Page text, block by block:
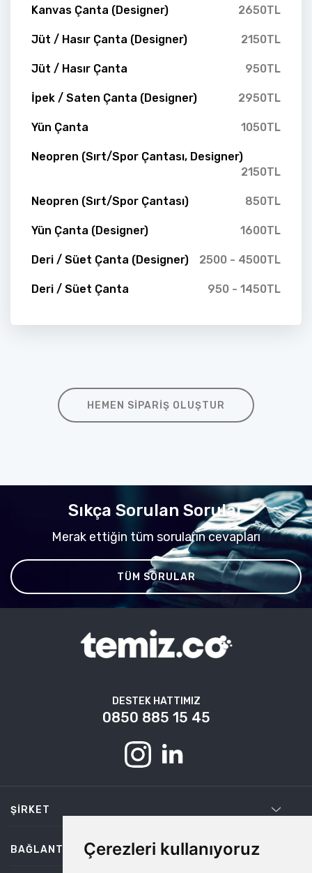
Çerezleri kullanıyoruz
Kanvas Çanta (Designer) 2650TL
Jüt / Hasır Çanta (Designer) 2150TL
Jüt / Hasır Çanta 950TL
İpek / Saten Çanta (Designer) 2950TL
Yün Çanta 1050TL
Neopren (Sırt/Spor Çantası, Designer)
2150TL
Neopren (Sırt/Spor Çantası) 850TL
Yün Çanta (Designer) 1600TL
Deri / Süet Çanta (Designer) 2500 - 4500TL
Deri / Süet Çanta 950 - 1450TL
HEMEN SIPARIŞ OLUŞTUR
Sıkça Sorulan Sorular
Merak ettiğin tüm soruların cevapları
TÜM SORULAR
DESTEK HATTIMIZ
0850 885 15 45
ŞIRKET
BAĞLANTILAR